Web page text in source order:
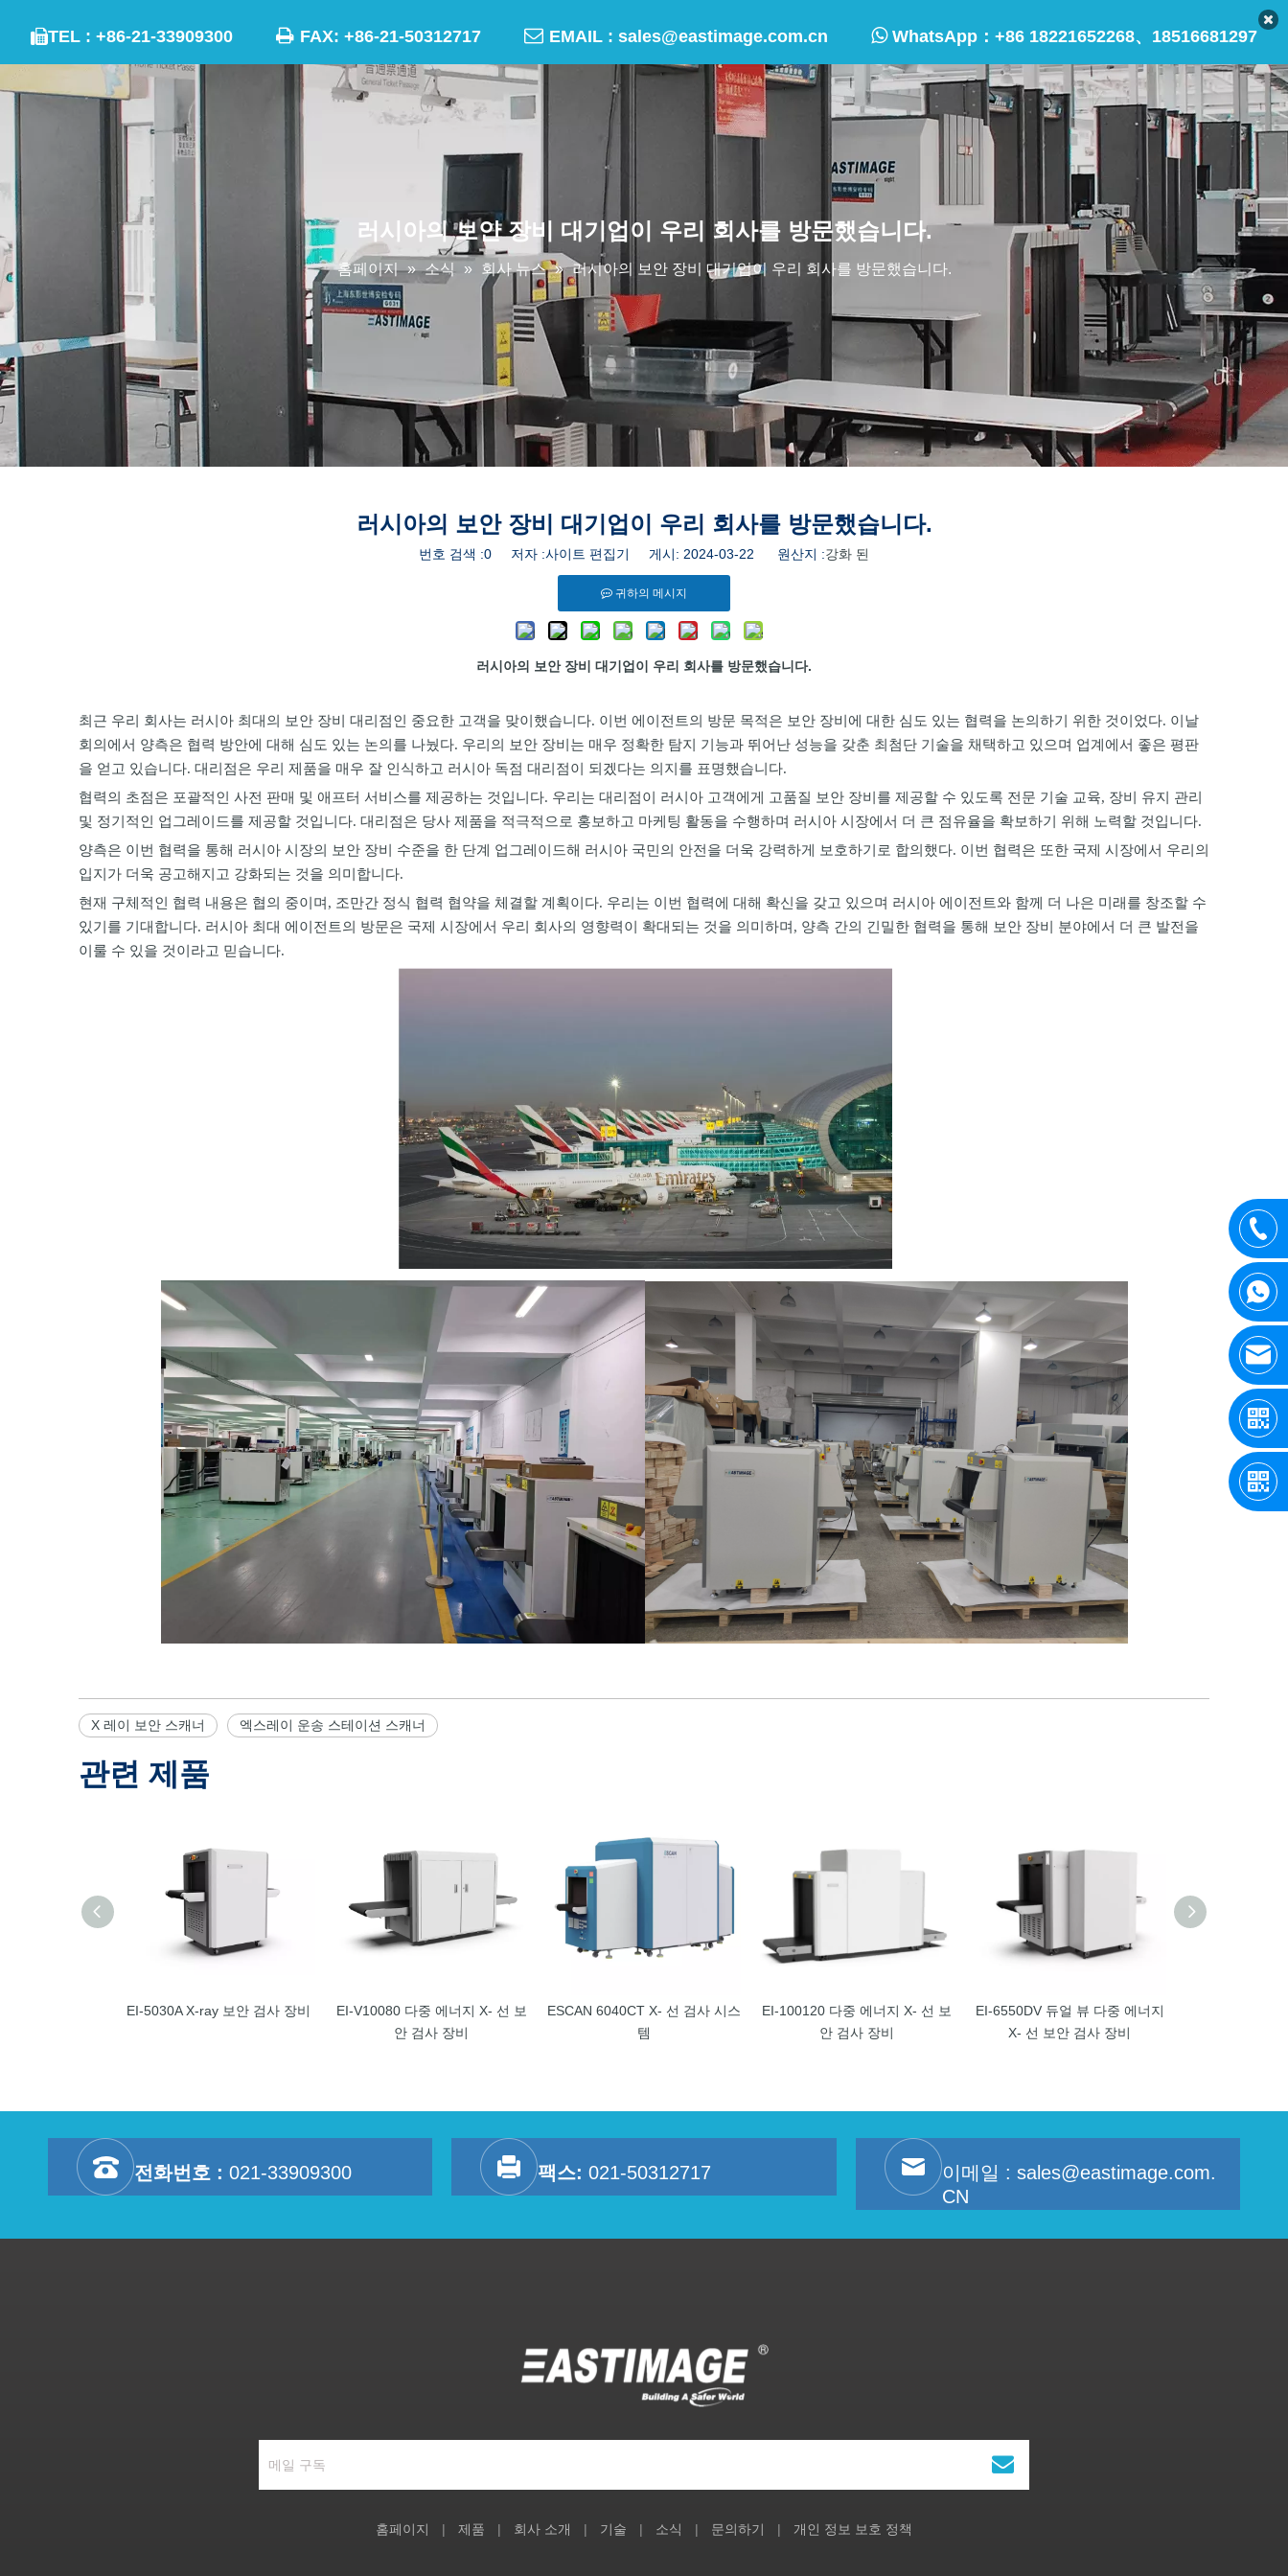
TEL : +86-21-33909300  FAX: +86-21-50312717  EMAIL : sales@eastimage.com.cn WhatsApp： +86 18221652268、18516681297
러시아의 보안 장비 대기업이 우리 회사를 방문했습니다.
홈페이지 » 소식 » 회사 뉴스 » 러시아의 보안 장비 대기업이 우리 회사를 방문했습니다.
러시아의 보안 장비 대기업이 우리 회사를 방문했습니다.
번호 검색 :0 저자 :사이트 편집기 게시: 2024-03-22 원산지 :강화 된
귀하의 메시지
러시아의 보안 장비 대기업이 우리 회사를 방문했습니다.
최근 우리 회사는 러시아 최대의 보안 장비 대리점인 중요한 고객을 맞이했습니다. 이번 에이전트의 방문 목적은 보안 장비에 대한 심도 있는 협력을 논의하기 위한 것이었다. 이날
회의에서 양측은 협력 방안에 대해 심도 있는 논의를 나눴다. 우리의 보안 장비는 매우 정확한 탐지 기능과 뛰어난 성능을 갖춘 최첨단 기술을 채택하고 있으며 업계에서 좋은 평판
을 얻고 있습니다. 대리점은 우리 제품을 매우 잘 인식하고 러시아 독점 대리점이 되겠다는 의지를 표명했습니다.
협력의 초점은 포괄적인 사전 판매 및 애프터 서비스를 제공하는 것입니다. 우리는 대리점이 러시아 고객에게 고품질 보안 장비를 제공할 수 있도록 전문 기술 교육, 장비 유지 관리
및 정기적인 업그레이드를 제공할 것입니다. 대리점은 당사 제품을 적극적으로 홍보하고 마케팅 활동을 수행하며 러시아 시장에서 더 큰 점유율을 확보하기 위해 노력할 것입니다.
양측은 이번 협력을 통해 러시아 시장의 보안 장비 수준을 한 단계 업그레이드해 러시아 국민의 안전을 더욱 강력하게 보호하기로 합의했다. 이번 협력은 또한 국제 시장에서 우리의
입지가 더욱 공고해지고 강화되는 것을 의미합니다.
현재 구체적인 협력 내용은 협의 중이며, 조만간 정식 협력 협약을 체결할 계획이다. 우리는 이번 협력에 대해 확신을 갖고 있으며 러시아 에이전트와 함께 더 나은 미래를 창조할 수
있기를 기대합니다. 러시아 최대 에이전트의 방문은 국제 시장에서 우리 회사의 영향력이 확대되는 것을 의미하며, 양측 간의 긴밀한 협력을 통해 보안 장비 분야에서 더 큰 발전을
이룰 수 있을 것이라고 믿습니다.
X 레이 보안 스캐너 엑스레이 운송 스테이션 스캐너
관련 제품
EI-5030A X-ray 보안 검사 장비
EI-V10080 다중 에너지 X- 선 보
안 검사 장비
ESCAN 6040CT X- 선 검사 시스
템
EI-100120 다중 에너지 X- 선 보
안 검사 장비
EI-6550DV 듀얼 뷰 다중 에너지
X- 선 보안 검사 장비
전화번호 : 021-33909300 팩스: 021-50312717 이메일 : sales@eastimage.com.
CN
홈페이지 | 제품 | 회사 소개 | 기술 | 소식 | 문의하기 | 개인 정보 보호 정책